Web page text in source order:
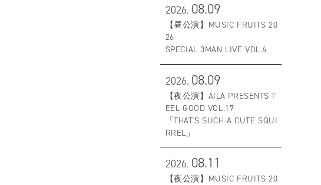
2026. 08.09
【昼公演】MUSIC FRUITS 20
26
SPECIAL 3MAN LIVE VOL.6
2026. 08.09
【夜公演】AILA PRESENTS F
EEL GOOD VOL.17
「THAT'S SUCH A CUTE SQUI
RREL」
2026. 08.11
【夜公演】MUSIC FRUITS 20